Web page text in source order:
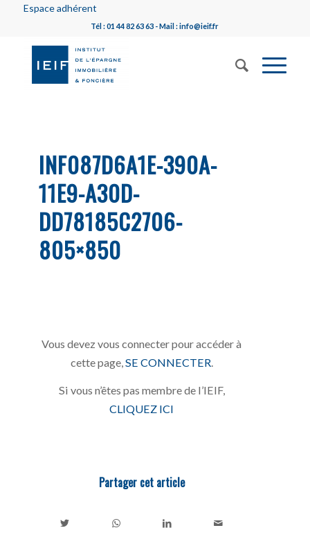
Espace adhérent
Tél : 01 44 82 63 63 - Mail : info@ieif.fr
INF087D6A1E-390A-
11E9-A30D-
DD78185C2706-
805×850
Vous devez vous connecter pour accéder à
cette page, SE CONNECTER
Si vous n’êtes pas membre de l’IEIF,
CLIQUEZ ICI
Partager cet article